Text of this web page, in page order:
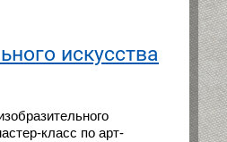
искусства
класс по арт-